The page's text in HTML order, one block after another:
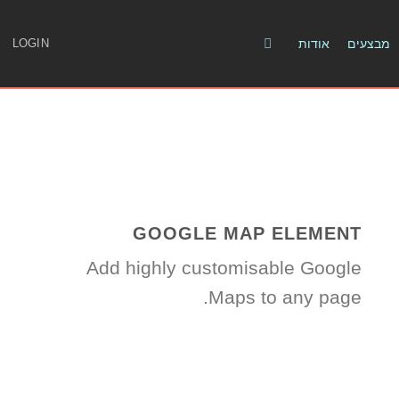
מבצעים אודות LOGIN
GOOGLE MAP ELEMENT
Add highly customisable Google
Maps to any page.